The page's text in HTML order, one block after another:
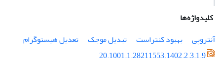
کلیدواژه‌ها
آنتروپی
بهبود کنتراست تبدیل موجک
تعدیل هیستوگرام
20.1001.1.28211553.1402.2.3.1.9